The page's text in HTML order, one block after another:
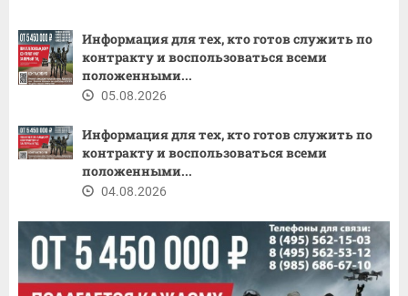
Информация для тех, кто готов служить по
контракту и воспользоваться всеми
положенными...
05.08.2026
Информация для тех, кто готов служить по
контракту и воспользоваться всеми
положенными...
04.08.2026